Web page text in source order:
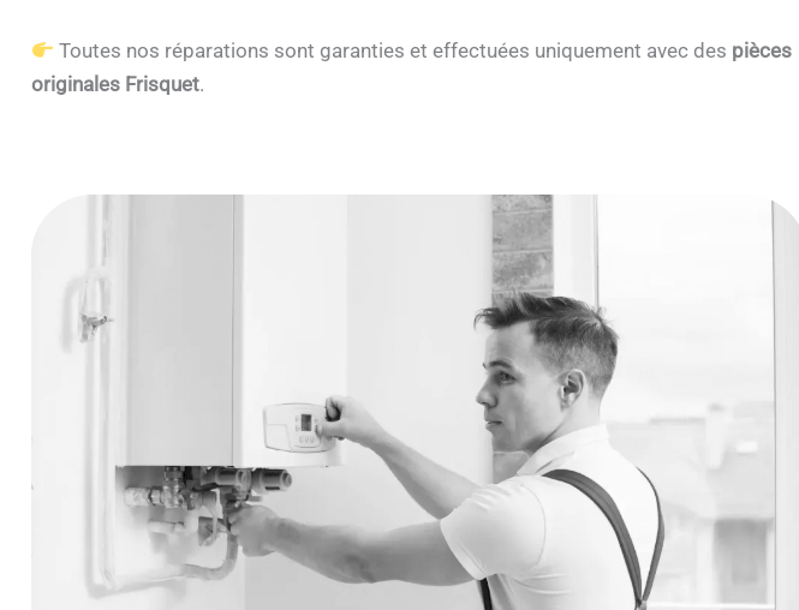
Toutes nos réparations sont garanties et effectuées uniquement avec des pièces
originales Frisquet.